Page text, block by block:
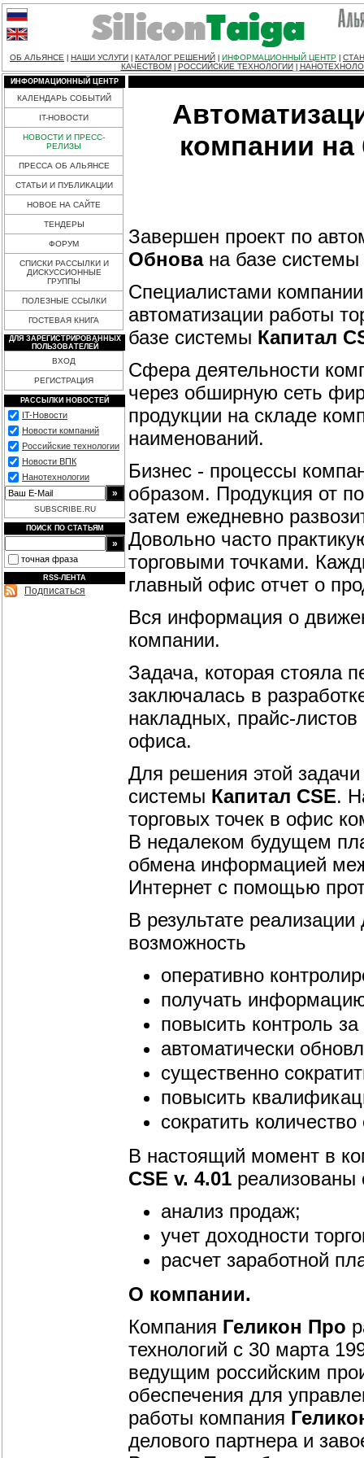
ОБ АЛЬЯНСЕ НАШИ УСЛУГИ КАТАЛОГ РЕШЕНИЙ ИНФОРМАЦИОННЫЙ ЦЕНТР
КАЧЕСТВОМ
РОССИЙСКИЕ ТЕХНОЛОГИИ
ИНФОРМАЦИОННЫЙ ЦЕНТР
КАЛЕНДАРЬ СОБЫТИЙ
IT-НОВОСТИ
НОВОСТИ И ПРЕСС-
РЕЛИЗЫ
ПРЕССА ОБ АЛЬЯНСЕ
СТАТЬИ И ПУБЛИКАЦИИ
НОВОЕ НА САЙТЕ
ТЕНДЕРЫ
ФОРУМ
СПИСКИ РАССЫЛКИ И
ДИСКУССИОННЫЕ
ГРУППЫ
ПОЛЕЗНЫЕ ССЫЛКИ
ГОСТЕВАЯ КНИГА
ДЛЯ ЗАРЕГИСТРИРОВАННЫХ
ПОЛЬЗОВАТЕЛЕЙ
ВХОД
РЕГИСТРАЦИЯ
РАССЫЛКИ НОВОСТЕЙ
IT-Новости
Новости компаний
Российские технологии
Новости ВПК
Нанотехнологии
SUBSCRIBE.RU
ПОИСК ПО СТАТЬЯМ
точная фраза
RSS-ЛЕНТА
Подписаться
компании на
Завершен проект по
Обнова на базе системы
Специалистами
автоматизации работы
базе системы Капитал
Сфера деятельности
через обширную сеть
продукции на складе
наименований.
Бизнес - процессы
образом. Продукция от
затем ежедневно
Довольно часто
торговыми точками.
главный офис отчет о
Вся информация о
компании.
Задача, которая стояла
заключалась в
накладных, прайс-
офиса.
Для решения этой
системы Капитал CSE.
торговых точек в офис
В недалеком будущем
обмена информацией
Интернет с помощью
В результате
возможность
оперативно
получать
повысить контроль
автоматически
существенно
повысить
сократить
В настоящий момент в
CSE v. 4.01
анализ продаж;
учет доходности
расчет заработной
О компании.
Компания Геликон Про
технологий с 30 марта
ведущим российским
обеспечения для
работы компания
делового партнера и